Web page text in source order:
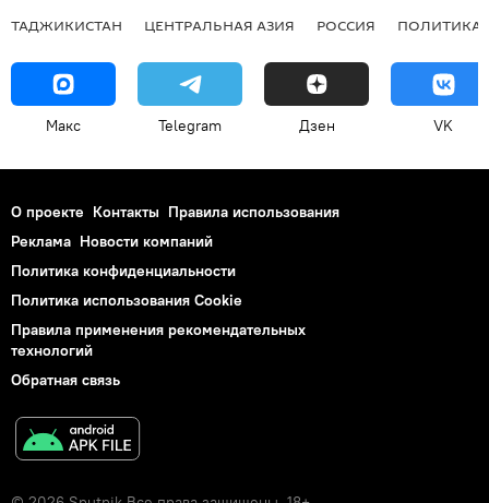
ТАДЖИКИСТАН ЦЕНТРАЛЬНАЯ АЗИЯ РОССИЯ ПОЛИТИКА
Макс Telegram Дзен VK
О проекте Контакты Правила использования
Реклама Новости компаний
Политика конфиденциальности
Политика использования Cookie
Правила применения рекомендательных
технологий
Обратная связь